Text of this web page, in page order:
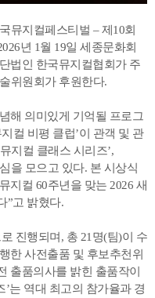
뮤지컬페스티벌 – 제10회
년 1월 19일 세종문화회
법인 한국뮤지컬협회가 주
위원회가 후원한다.
해 의미있게 기억될 프로그
컬 비평 클럽’이 관객 및 관
지컬 클래스 시리즈’,
을 모으고 있다. 본 시상식
지컬 60주년을 맞는 2026 새
”고 밝혔다.
진행되며, 총 21명(팀)이 수
한 사전출품 및 후보추천위
출품의사를 밝힌 출품작이
’는 역대 최고의 참가율과 경